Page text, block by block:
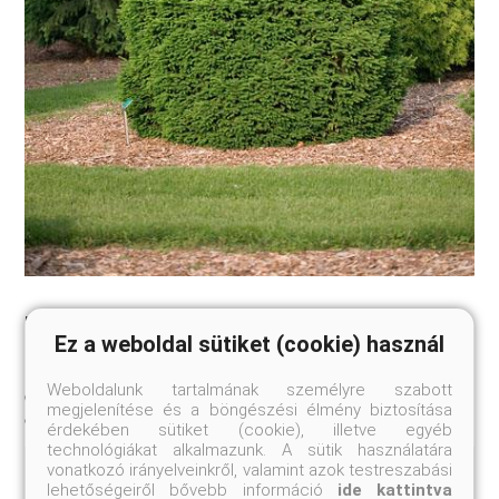
'Parviformis' törpeluc
Picea abies 'Parviformis'
Szállítási méret: 20-25 cm
Kis termetű (2,5 méter), lassú növekedésű, széles kúp
alakú lucfajta. Hajtásai vékonyak, finomak, tűlevelei
Ez a weboldal sütiket (cookie) használ
Weboldalunk tartalmának személyre szabott
megjelenítése és a böngészési élmény biztosítása
érdekében sütiket (cookie), illetve egyéb
technológiákat alkalmazunk. A sütik használatára
vonatkozó irányelveinkről, valamint azok testreszabási
lehetőségeiről bővebb információ ide kattintva